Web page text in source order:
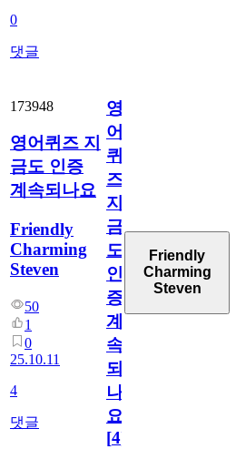
0
댓글
173948
영어퀴즈 지
금도 인증
계속되나요
Friendly
Charming
Steven
50
1
0
25.10.11
4
댓글
영
어
퀴
즈
지
금
도
인
증
계
속
되
나
요
[4]
Friendly
Charming
Steven